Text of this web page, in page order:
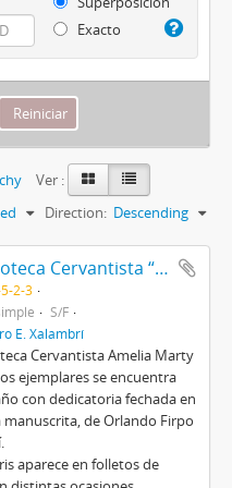
Exacto
Ver :
Direction: Descending
Ex libris de Biblioteca Cervantista “Amelia Marty de Firpo”
2-3
S/F
E. Xalambrí
Cervantista Amelia Marty
ejemplares se encuentra
con dedicatoria fechada en
manuscrita, de Orlando Firpo
aparece en folletos de